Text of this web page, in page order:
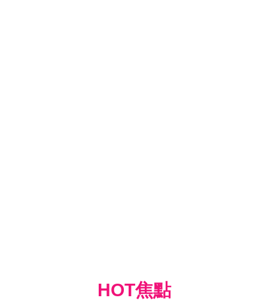
HOT焦點